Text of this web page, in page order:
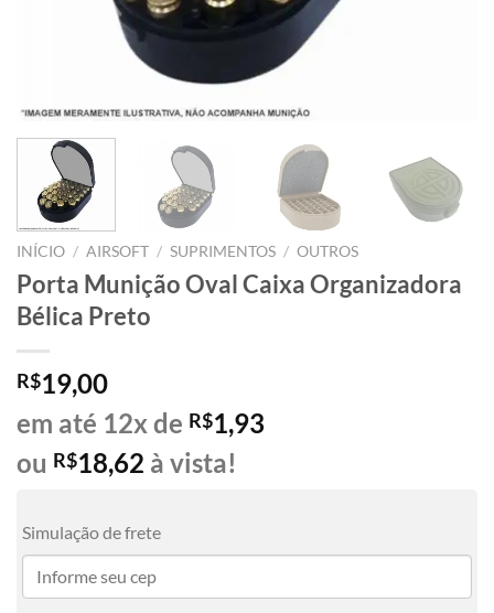
INÍCIO / AIRSOFT / SUPRIMENTOS / OUTROS
Porta Munição Oval Caixa Organizadora
Bélica Preto
R$19,00
em até 12x de R$1,93
ou R$18,62 à vista!
Simulação de frete